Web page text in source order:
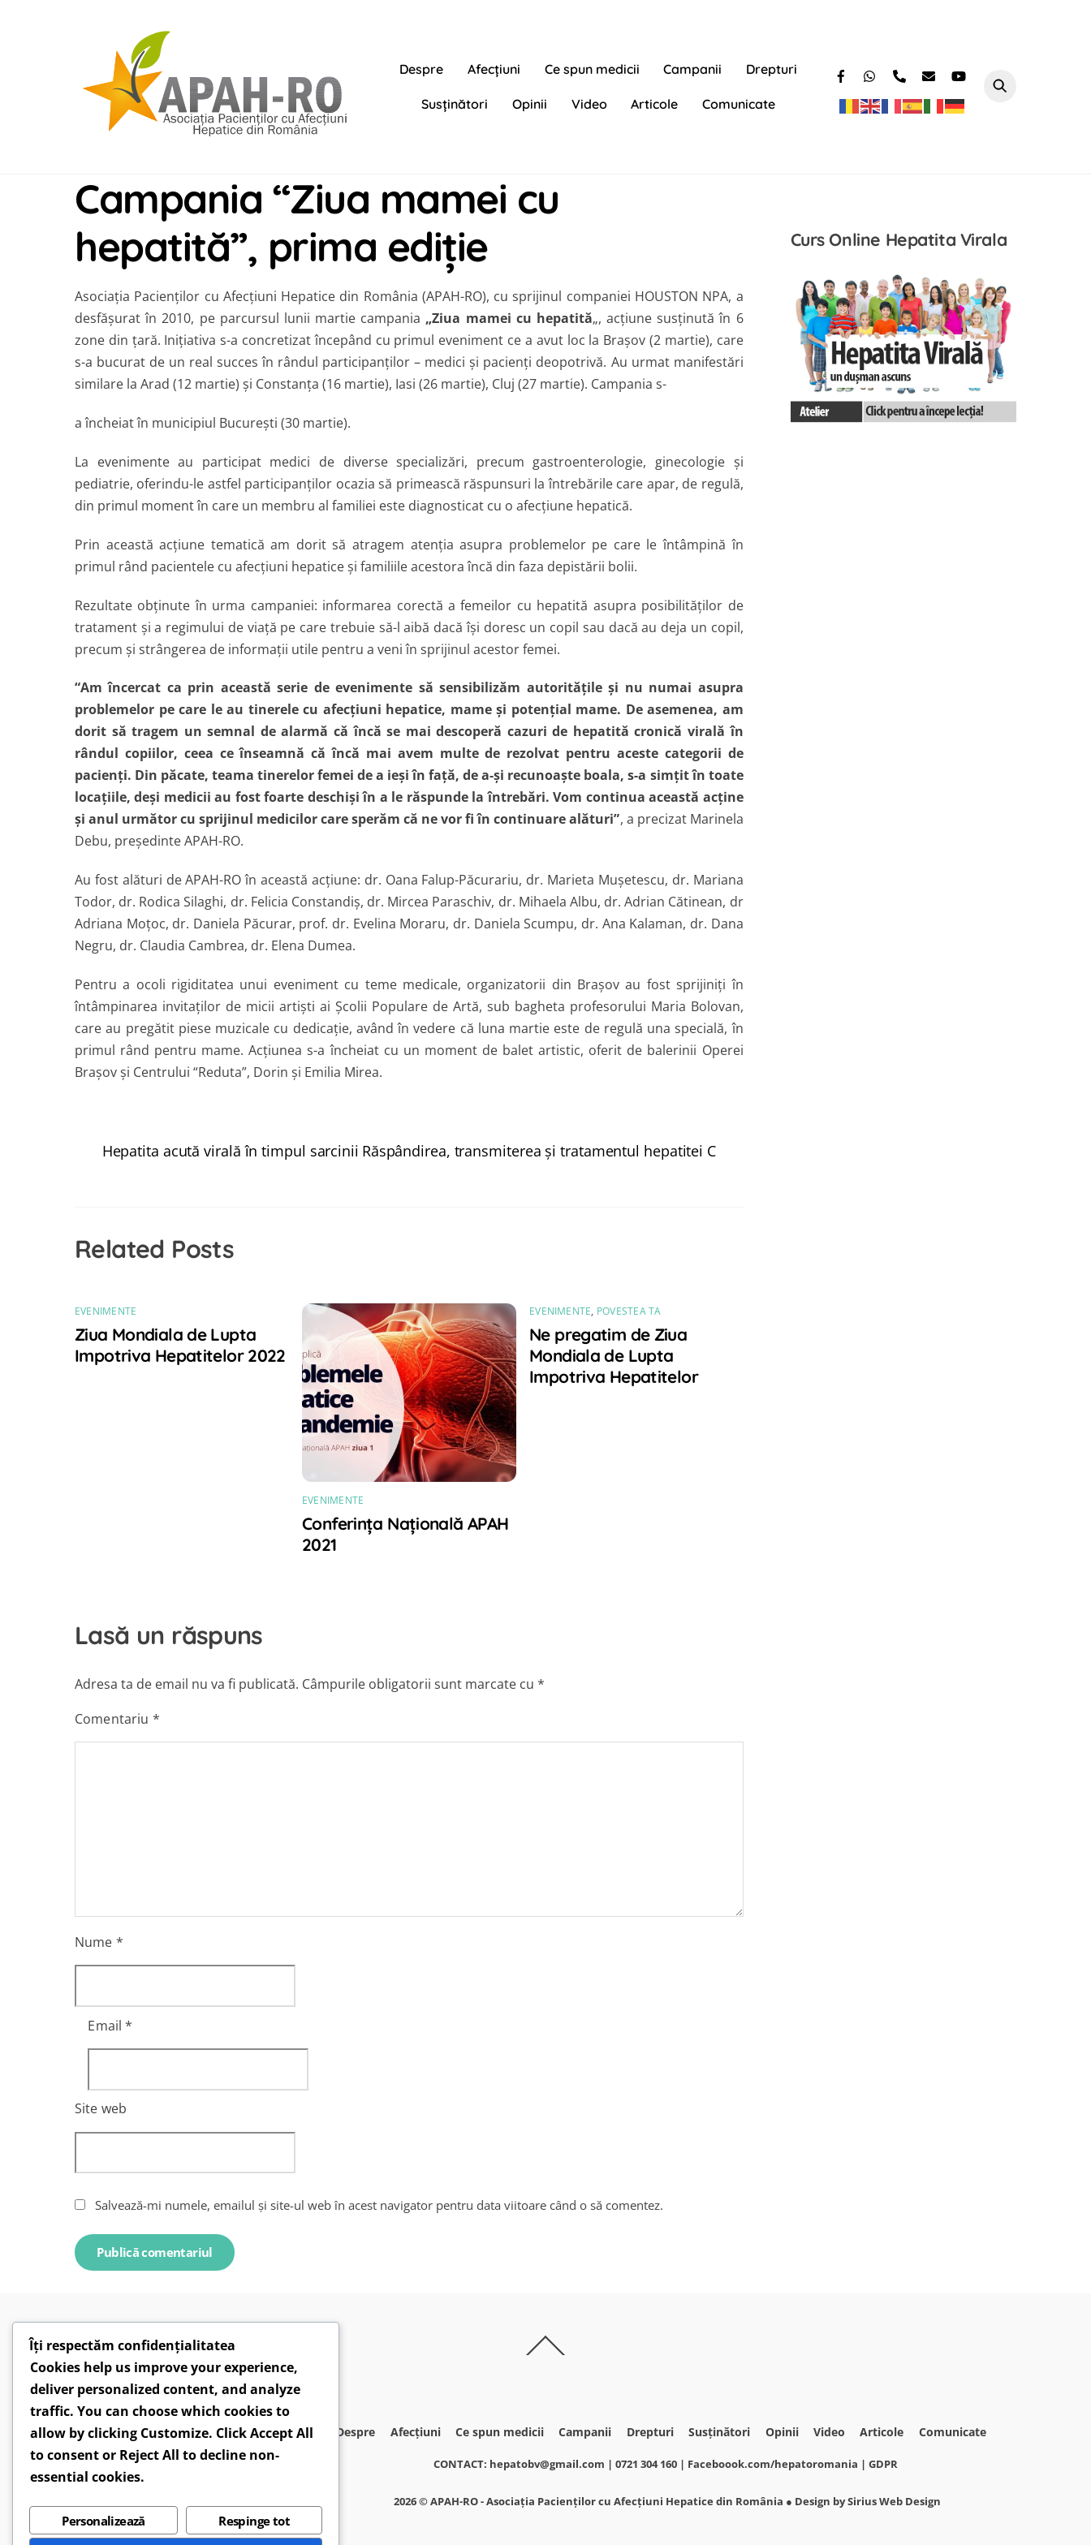
Despre Afecțiuni Ce spun medicii Campanii Drepturi
Susținători Opinii Video Articole Comunicate
Campania “Ziua mamei cu
hepatită”, prima ediție
Asociaţia Pacienţilor cu Afecţiuni Hepatice din România (APAH-RO), cu sprijinul companiei HOUSTON NPA, a
desfăşurat în 2010, pe parcursul lunii martie campania „Ziua mamei cu hepatită„, acţiune susţinută în 6
zone din ţară. Iniţiativa s-a concretizat începând cu primul eveniment ce a avut loc la Braşov (2 martie), care
s-a bucurat de un real succes în rândul participanţilor – medici şi pacienţi deopotrivă. Au urmat manifestări
similare la Arad (12 martie) şi Constanţa (16 martie), Iasi (26 martie), Cluj (27 martie). Campania s-
a încheiat în municipiul Bucureşti (30 martie).
La evenimente au participat medici de diverse specializări, precum gastroenterologie, ginecologie şi
pediatrie, oferindu-le astfel participanţilor ocazia să primească răspunsuri la întrebările care apar, de regulă,
din primul moment în care un membru al familiei este diagnosticat cu o afecţiune hepatică.
Prin această acţiune tematică am dorit să atragem atenţia asupra problemelor pe care le întâmpină în
primul rând pacientele cu afecţiuni hepatice şi familiile acestora încă din faza depistării bolii.
Rezultate obţinute în urma campaniei: informarea corectă a femeilor cu hepatită asupra posibilităţilor de
tratament şi a regimului de viaţă pe care trebuie să-l aibă dacă îşi doresc un copil sau dacă au deja un copil,
precum şi strângerea de informaţii utile pentru a veni în sprijinul acestor femei.
“Am încercat ca prin această serie de evenimente să sensibilizăm autorităţile şi nu numai asupra
problemelor pe care le au tinerele cu afecţiuni hepatice, mame şi potenţial mame. De asemenea, am
dorit să tragem un semnal de alarmă că încă se mai descoperă cazuri de hepatită cronică virală în
rândul copiilor, ceea ce înseamnă că încă mai avem multe de rezolvat pentru aceste categorii de
pacienţi. Din păcate, teama tinerelor femei de a ieşi în faţă, de a-şi recunoaşte boala, s-a simţit în toate
locaţiile, deşi medicii au fost foarte deschişi în a le răspunde la întrebări. Vom continua această acţine
şi anul următor cu sprijinul medicilor care sperăm că ne vor fi în continuare alături”, a precizat Marinela
Debu, preşedinte APAH-RO.
Au fost alături de APAH-RO în această acţiune: dr. Oana Falup-Păcurariu, dr. Marieta Muşetescu, dr. Mariana
Todor, dr. Rodica Silaghi, dr. Felicia Constandiş, dr. Mircea Paraschiv, dr. Mihaela Albu, dr. Adrian Cătinean, dr
Adriana Moţoc, dr. Daniela Păcurar, prof. dr. Evelina Moraru, dr. Daniela Scumpu, dr. Ana Kalaman, dr. Dana
Negru, dr. Claudia Cambrea, dr. Elena Dumea.
Pentru a ocoli rigiditatea unui eveniment cu teme medicale, organizatorii din Braşov au fost sprijiniţi în
întâmpinarea invitaţilor de micii artişti ai Şcolii Populare de Artă, sub bagheta profesorului Maria Bolovan,
care au pregătit piese muzicale cu dedicaţie, având în vedere că luna martie este de regulă una specială, în
primul rând pentru mame. Acţiunea s-a încheiat cu un moment de balet artistic, oferit de balerinii Operei
Braşov şi Centrului “Reduta”, Dorin şi Emilia Mirea.
Hepatita acută virală în timpul sarcinii Răspândirea, transmiterea şi tratamentul hepatitei C
Related Posts
EVENIMENTE
Ziua Mondiala de Lupta
Impotriva Hepatitelor 2022
EVENIMENTE
Conferința Națională APAH
2021
EVENIMENTE, POVESTEA TA
Ne pregatim de Ziua
Mondiala de Lupta
Impotriva Hepatitelor
Lasă un răspuns
Adresa ta de email nu va fi publicată. Câmpurile obligatorii sunt marcate cu *
Comentariu *
Nume *
Email*
Site web
Salvează-mi numele, emailul și site-ul web în acest navigator pentru data viitoare când o să comentez.
Curs Online Hepatita Virala
To
Despre Afecțiuni Ce spun medicii Campanii Drepturi Susținători Opinii Video Articole Comunicate
CONTACT: hepatobv@gmail.com | 0721 304 160 | Faceboook.com/hepatoromania | GDPR
2026 ©APAH-RO - Asociația Pacienților cu Afecțiuni Hepatice din România ● Design bySirius Web Design
Îți respectăm confidențialitatea
Cookies help us improve your experience,
deliver personalized content, and analyze
traffic. You can choose which cookies to
allow by clicking Customize. ClickAccept All
to consent or Reject All to decline non-
essential cookies.
Personalizează
Respinge tot